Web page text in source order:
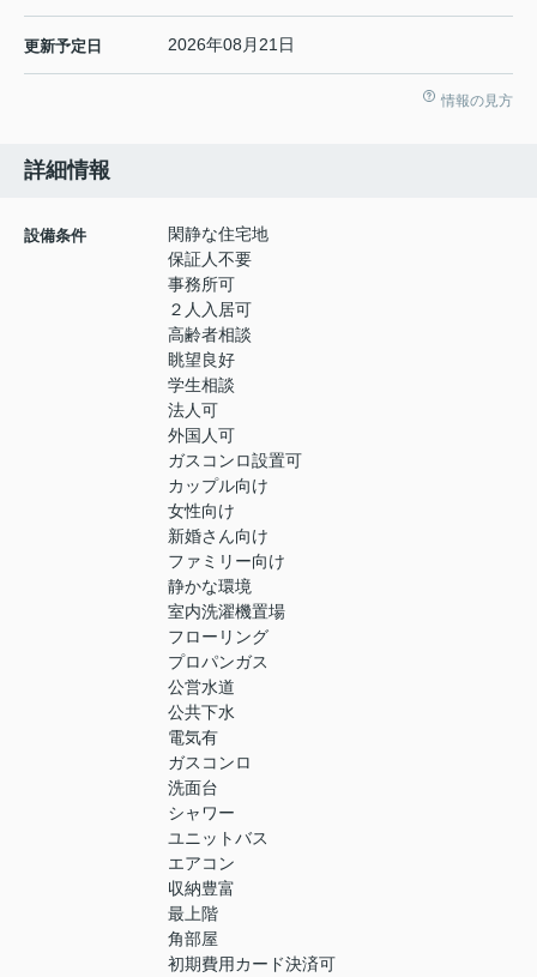
更新予定日 2026年08月21日
情報の見方
詳細情報
設備条件
閑静な住宅地
保証人不要
事務所可
２人入居可
高齢者相談
眺望良好
学生相談
法人可
外国人可
ガスコンロ設置可
カップル向け
女性向け
新婚さん向け
ファミリー向け
静かな環境
室内洗濯機置場
フローリング
プロパンガス
公営水道
公共下水
電気有
ガスコンロ
洗面台
シャワー
ユニットバス
エアコン
収納豊富
最上階
角部屋
初期費用カード決済可